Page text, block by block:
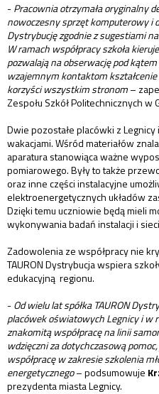
-Pracownia otrzymała oryginalny
nowoczesny sprzęt komputerowy i
Dystrybucję zgodnie z sugestiami
W ramach współpracy szkoła
pozwalają na obserwację pod
wzajemnym kontaktom
korzyści wszystkim stronom–
Zespołu Szkół Politechnicznych w
Dwie pozostałe placówki z
wakacjami. Wśród materiałów
aparatura stanowiąca ważne
pomiarowego. Były to także
oraz inne części instalacyjne
elektroenergetycznych układów
Dzięki temu uczniowie będą mieli
wykonywania badań instalacji i
Zadowolenia ze współpracy nie
TAURON Dystrybucja wspiera
edukacyjną regionu.
-Od wielu lat spółka TAURON
placówek oświatowych Legnicy i w
znakomitą współpracę na linii
wdzięczni za dotychczasową
współpracę w zakresie szkolenia
energetycznego– podsumowuje
prezydenta miasta Legnicy.